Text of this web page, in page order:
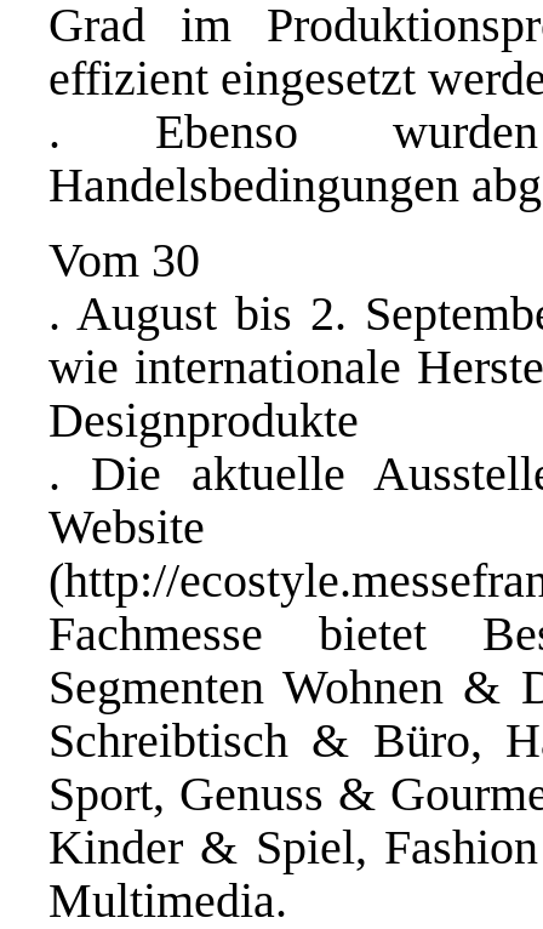
Grad im
effizient eingesetzt
. Ebenso
Handelsbedingungen
Vom 30
. August bis 2.
wie internationale
Designprodukte
. Die aktuelle
(http://
Fachmesse bietet
Segmenten Wohnen &
Schreibtisch & Büro,
Sport, Genuss &
Kinder & Spiel,
Multimedia.